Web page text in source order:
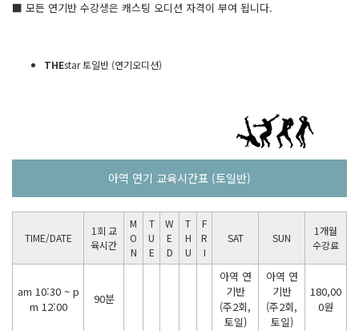
■ 모든 연기반 수강생은 캐스팅 오디션 자격이 부여 됩니다.
THEstar 토일반 (연기오디션)
아역 연기 교육시간표 (토일반)
TIME/DATE
1회 교
육시간
M
O
N
T
U
E
W
E
D
T
H
U
F
R
I
SAT SUN
1개월
수강료
am 10:30 ~ p
m 12:00
90분
아역 연
기반
(주2회,
토일)
아역 연
기반
(주2회,
토일)
180,00
0원